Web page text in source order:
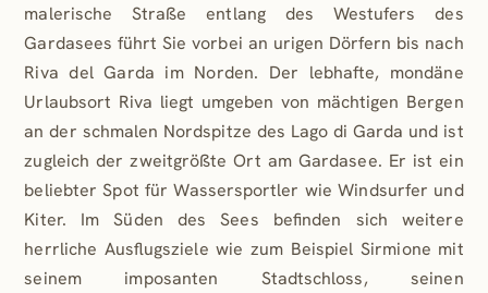
malerische Straße entlang des Westufers des
Gardasees führt Sie vorbei an urigen Dörfern bis nach
Riva del Garda im Norden. Der lebhafte, mondäne
Urlaubsort Riva liegt umgeben von mächtigen Bergen
an der schmalen Nordspitze des Lago di Garda und ist
zugleich der zweitgrößte Ort am Gardasee. Er ist ein
beliebter Spot für Wassersportler wie Windsurfer und
Kiter. Im Süden des Sees befinden sich weitere
herrliche Ausflugsziele wie zum Beispiel Sirmione mit
seinem imposanten Stadtschloss, seinen